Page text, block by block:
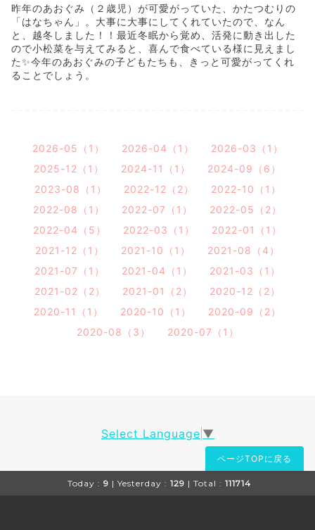
昨年のあおぐみ（２歳児）が可愛がっていた、かたつむりの
「はなちゃん」。大事に大事にしてくれていたので、なん
と、越冬しました！！最近冬眠から覚め、活発に動き出した
ので小松菜を与えてみると、喜んで食べている様に見えまし
た✨今年のあおぐみの子どもたちも、きっと可愛がってくれ
ることでしょう。
2026-05（1） 2026-04（1）
2026-03（1）
2025-12（1）
2024-11（1）
2024-09（6）
2023-08（1）
2022-12（2）
2022-10（1）
2022-08（1）
2022-07（1）
2022-05（2）
2022-04（5）
2022-03（1）
2022-01（1）
2021-12（1）
2021-10（1）
2021-08（4）
2021-07（1）
2021-04（1）
2021-03（1）
2021-02（2）
2021-01（2）
2020-12（2）
2020-11（1）
2020-10（1）
2020-09（2）
2020-08（3）
2020-07（1）
Select Language ▼
ページTOPに戻る
Today : 9 | Yesterday : 129 | Total : 111714